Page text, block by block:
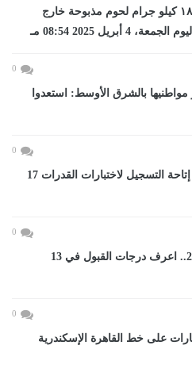
بيطرى الأقصر.. ضبط ١٨٥ كيلو جرام لحوم مذبوحة خارج
أبريل 2025 08:54 مـ
0
مواطنيها بالشرق الأوسط: استعدوا
0
تنسيق الجامعات 2026.. إتاحة التسجيل لاختبارات القدرات 17
0
تنسيق الثانوى العام 2027.. اعرف درجات القبول في 13
0
على خط القاهرة الإسكندرية